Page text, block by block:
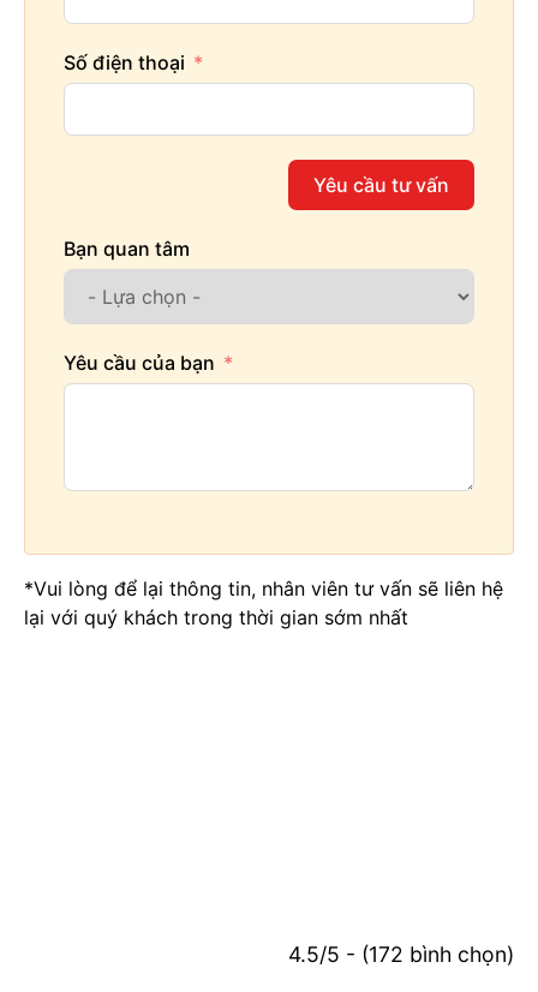
Số điện thoại
Yêu cầu tư vấn
Bạn quan tâm
Yêu cầu của bạn
*Vui lòng để lại thông tin, nhân viên tư vấn sẽ liên hệ
lại với quý khách trong thời gian sớm nhất
4.5/5 - (172 bình chọn)